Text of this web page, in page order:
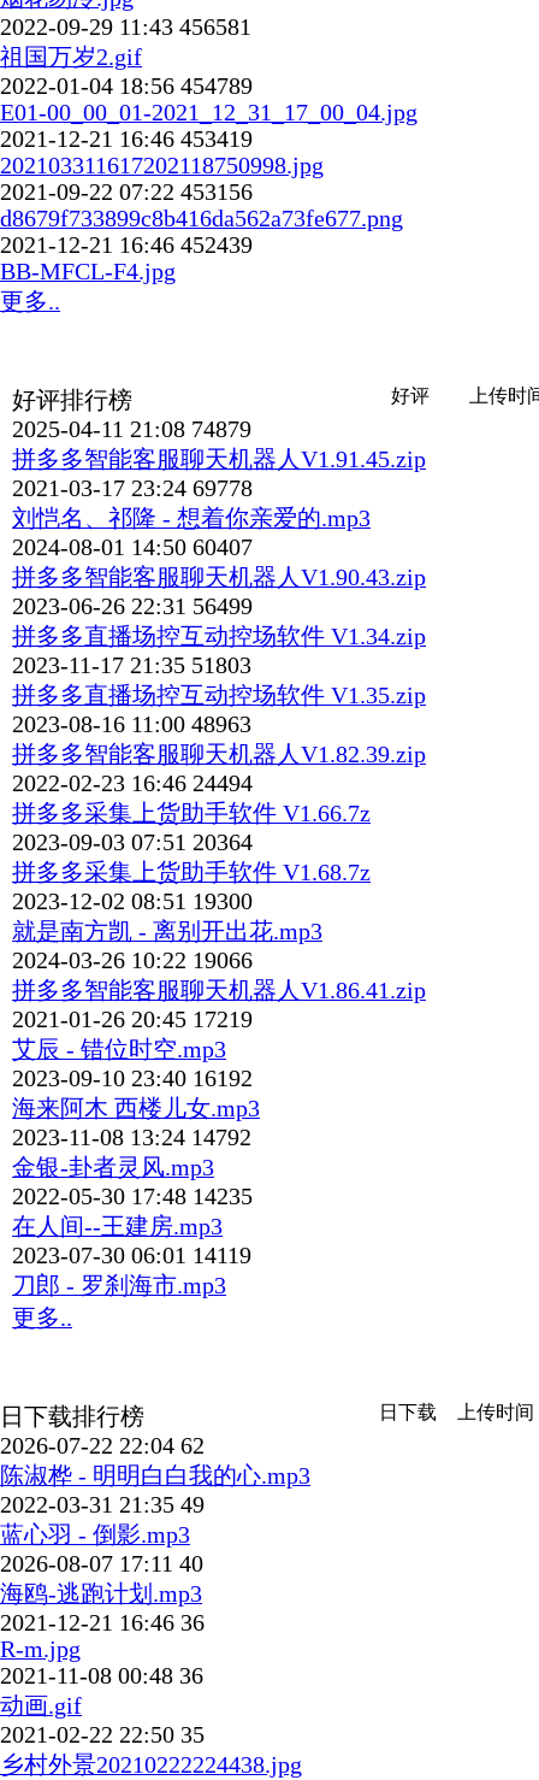
2022-09-29 11:43 456581
祖国万岁2.gif
2022-01-04 18:56 454789
E01-00_00_01-2021_12_31_17_00_04.jpg
2021-12-21 16:46 453419
202103311617202118750998.jpg
2021-09-22 07:22 453156
d8679f733899c8b416da562a73fe677.png
2021-12-21 16:46 452439
BB-MFCL-F4.jpg
更多..
好评排行榜 上传时
好评
2025-04-11 21:08 74879
拼多多智能客服聊天机器人V1.91.45.zip
2021-03-17 23:24 69778
刘恺名、祁隆 - 想着你亲爱的.mp3
2024-08-01 14:50 60407
拼多多智能客服聊天机器人V1.90.43.zip
2023-06-26 22:31 56499
拼多多直播场控互动控场软件 V1.34.zip
2023-11-17 21:35 51803
拼多多直播场控互动控场软件 V1.35.zip
2023-08-16 11:00 48963
拼多多智能客服聊天机器人V1.82.39.zip
2022-02-23 16:46 24494
拼多多采集上货助手软件 V1.66.7z
2023-09-03 07:51 20364
拼多多采集上货助手软件 V1.68.7z
2023-12-02 08:51 19300
就是南方凯 - 离别开出花.mp3
2024-03-26 10:22 19066
拼多多智能客服聊天机器人V1.86.41.zip
2021-01-26 20:45 17219
艾辰 - 错位时空.mp3
2023-09-10 23:40 16192
海来阿木 西楼儿女.mp3
2023-11-08 13:24 14792
金银-卦者灵风.mp3
2022-05-30 17:48 14235
在人间--王建房.mp3
2023-07-30 06:01 14119
刀郎 - 罗刹海市.mp3
更多..
日下载排行榜 上传时间
日下载
2026-07-22 22:04 62
陈淑桦 - 明明白白我的心.mp3
2022-03-31 21:35 49
蓝心羽 - 倒影.mp3
2026-08-07 17:11 40
海鸥-逃跑计划.mp3
2021-12-21 16:46 36
R-m.jpg
2021-11-08 00:48 36
动画.gif
2021-02-22 22:50 35
乡村外景20210222224438.jpg